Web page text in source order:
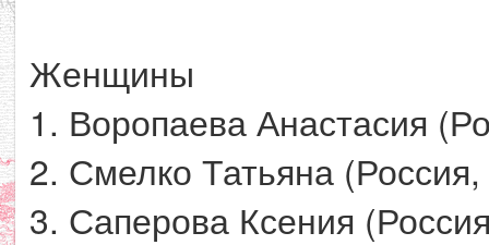
Женщины
1. Воропаева Анастасия
2. Смелко Татьяна
3. Саперова Ксения